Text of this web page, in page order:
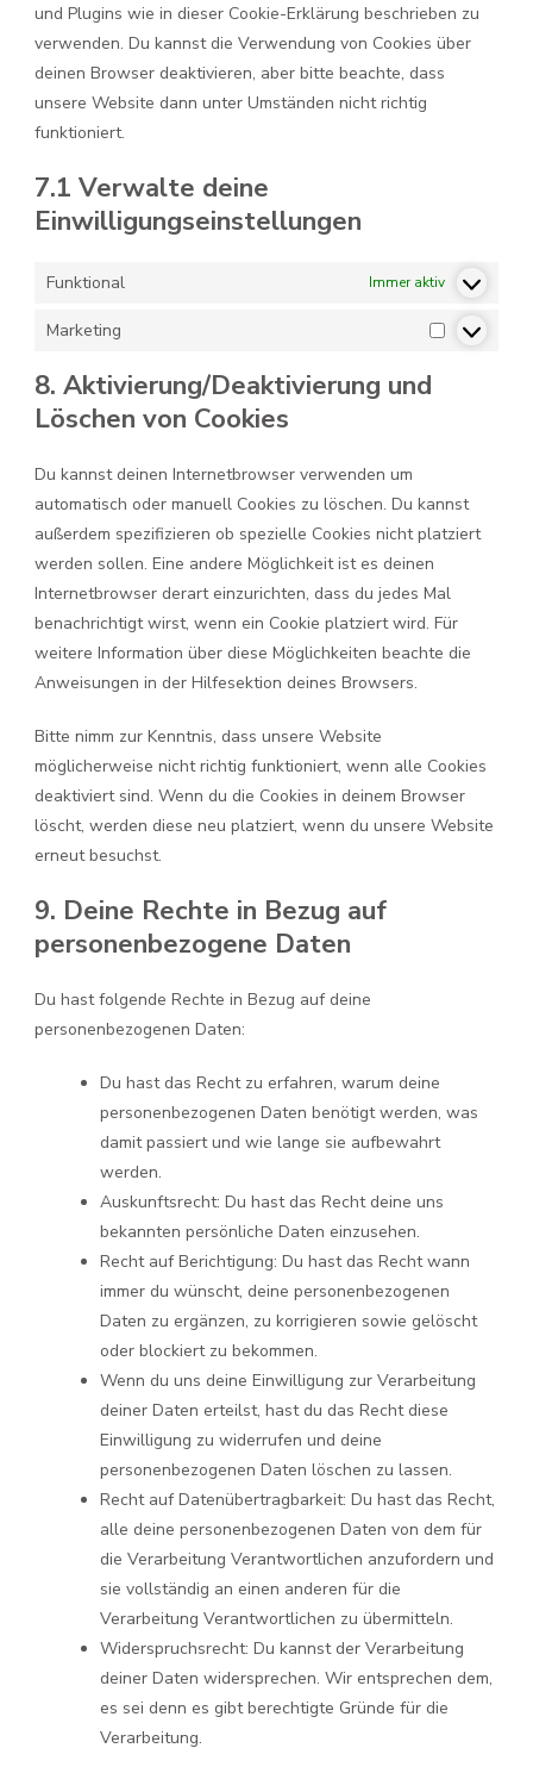
und Plugins wie in dieser Cookie-Erklärung beschrieben zu
verwenden. Du kannst die Verwendung von Cookies über
deinen Browser deaktivieren, aber bitte beachte, dass
unsere Website dann unter Umständen nicht richtig
funktioniert.
7.1 Verwalte deine
Einwilligungseinstellungen
Funktional Immer aktiv
Marketing
Marketing
8. Aktivierung/Deaktivierung und
Löschen von Cookies
Du kannst deinen Internetbrowser verwenden um
automatisch oder manuell Cookies zu löschen. Du kannst
außerdem spezifizieren ob spezielle Cookies nicht platziert
werden sollen. Eine andere Möglichkeit ist es deinen
Internetbrowser derart einzurichten, dass du jedes Mal
benachrichtigt wirst, wenn ein Cookie platziert wird. Für
weitere Information über diese Möglichkeiten beachte die
Anweisungen in der Hilfesektion deines Browsers.
Bitte nimm zur Kenntnis, dass unsere Website
möglicherweise nicht richtig funktioniert, wenn alle Cookies
deaktiviert sind. Wenn du die Cookies in deinem Browser
löscht, werden diese neu platziert, wenn du unsere Website
erneut besuchst.
9. Deine Rechte in Bezug auf
personenbezogene Daten
Du hast folgende Rechte in Bezug auf deine
personenbezogenen Daten:
Du hast das Recht zu erfahren, warum deine
personenbezogenen Daten benötigt werden, was
damit passiert und wie lange sie aufbewahrt
werden.
Auskunftsrecht: Du hast das Recht deine uns
bekannten persönliche Daten einzusehen.
Recht auf Berichtigung: Du hast das Recht wann
immer du wünscht, deine personenbezogenen
Daten zu ergänzen, zu korrigieren sowie gelöscht
oder blockiert zu bekommen.
Wenn du uns deine Einwilligung zur Verarbeitung
deiner Daten erteilst, hast du das Recht diese
Einwilligung zu widerrufen und deine
personenbezogenen Daten löschen zu lassen.
Recht auf Datenübertragbarkeit: Du hast das Recht,
alle deine personenbezogenen Daten von dem für
die Verarbeitung Verantwortlichen anzufordern und
sie vollständig an einen anderen für die
Verarbeitung Verantwortlichen zu übermitteln.
Widerspruchsrecht: Du kannst der Verarbeitung
deiner Daten widersprechen. Wir entsprechen dem,
es sei denn es gibt berechtigte Gründe für die
Verarbeitung.